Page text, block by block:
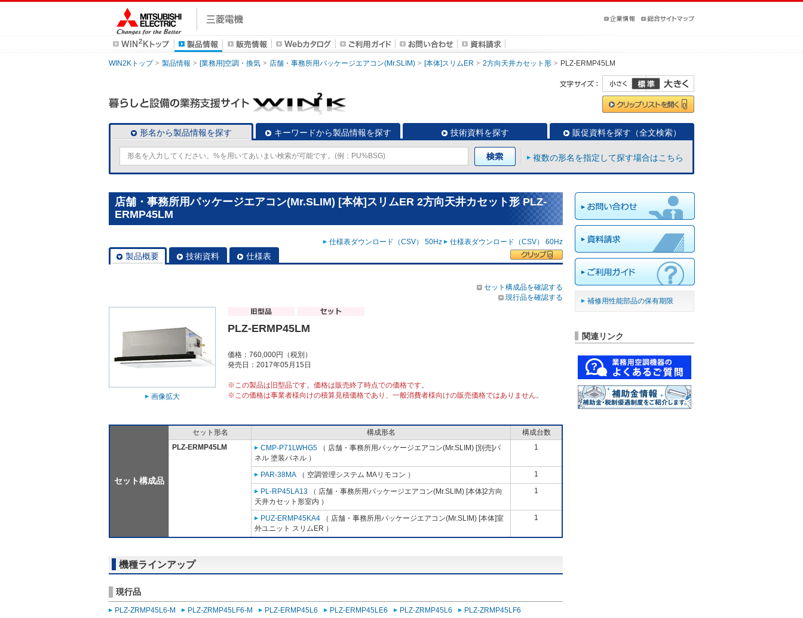
WIN2Kトップ 製品情報 [業務用]空調・換気 店舗・事務所用パッケージエアコン(Mr.SLIM) [本体]スリムER 2方向天井カセット形 PLZ-ERMP45LM
形名から製品情報を探す キーワードから製品情報を探す 技術資料を探す 販促資料を探す（全文検索）
複数の形名を指定して探す場合はこちら
店舗・事務所用パッケージエアコン(Mr.SLIM) [本体]スリムER 2方向天井カセット形 PLZ-
ERMP45LM
仕様表ダウンロード（CSV） 50Hz 仕様表ダウンロード（CSV） 60Hz
製品概要 技術資料 仕様表
セット構成品を確認する
現行品を確認する
画像拡大
PLZ-ERMP45LM
価格：760,000円（税別）
発売日：2017年05月15日
※この製品は旧型品です。価格は販売終了時点での価格です。
※この価格は事業者様向けの積算見積価格であり、一般消費者様向けの販売価格ではありません。
セット構成品
セット形名 構成形名
構成台数
PLZ-ERMP45LM
CMP-P71LWHG5 （ 店舗・事務所用パッケージエアコン(Mr.SLIM) [別売]パ
ネル 塗装パネル ）
1
PAR-38MA （ 空調管理システム MAリモコン ） 1
PL-RP45LA13 （ 店舗・事務所用パッケージエアコン(Mr.SLIM) [本体]2方向
天井カセット形室内 ）
1
PUZ-ERMP45KA4 （ 店舗・事務所用パッケージエアコン(Mr.SLIM) [本体]室
外ユニット スリムER ）
1
機種ラインアップ
現行品
PLZ-ZRMP45L6-M PLZ-ZRMP45LF6-M PLZ-ERMP45L6 PLZ-ERMP45LE6 PLZ-ZRMP45L6 PLZ-ZRMP45LF6
補修用性能部品の保有期限
関連リンク